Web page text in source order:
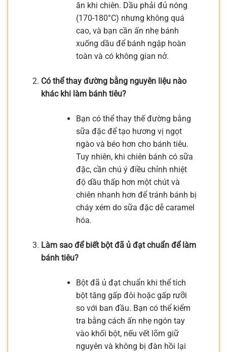
ăn khi chiên. Dầu phải đủ nóng
(170-180°C) nhưng không quá
cao, và bạn cần ấn nhẹ bánh
xuống dầu để bánh ngập hoàn
toàn và có không gian nở.
Có thể thay đường bằng nguyên liệu nào
khác khi làm bánh tiêu?
Bạn có thể thay thế đường bằng
sữa đặc để tạo hương vị ngọt
ngào và béo hơn cho bánh tiêu.
Tuy nhiên, khi chiên bánh có sữa
đặc, cần chú ý điều chỉnh nhiệt
độ dầu thấp hơn một chút và
chiên nhanh hơn để tránh bánh bị
cháy xém do sữa đặc dễ caramel
hóa.
Làm sao để biết bột đã ủ đạt chuẩn để làm
bánh tiêu?
Bột đã ủ đạt chuẩn khi thể tích
bột tăng gấp đôi hoặc gấp rưỡi
so với ban đầu. Bạn có thể kiểm
tra bằng cách ấn nhẹ ngón tay
vào khối bột, nếu vết lõm giữ
nguyên và không bị đàn hồi lại